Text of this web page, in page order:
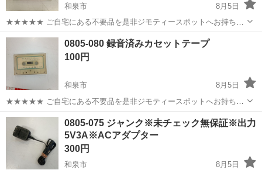
和泉市
8月5日
★★★★★ ご自宅にある不要品を是非ジモティースポットへお持ち込
みしませんか？ 家電、趣味・スポーツ・レジャー用品、こども用品、
衣料服飾品、生活雑貨、家具、本、CD・DVDなどが無料でまとめて持
ち込めます！ ※詳細はこ...
大阪 和泉市 オーディオ カセットテープ
0805-080 録音済みカセットテープ
100円
和泉市
8月5日
★★★★★ ご自宅にある不要品を是非ジモティースポットへお持ち込
みしませんか？ 家電、趣味・スポーツ・レジャー用品、こども用品、
衣料服飾品、生活雑貨、家具、本、CD・DVDなどが無料でまとめて持
ち込めます！ ※詳細はこ...
大阪 和泉市 カセットテープ
0805-075 ジャンク※未チェック無保証※出力
5V3A※ACアダプター
300円
和泉市
8月5日